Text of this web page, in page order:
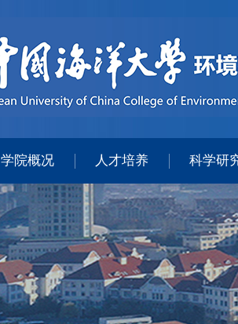
学院概况 人才培养 科学研